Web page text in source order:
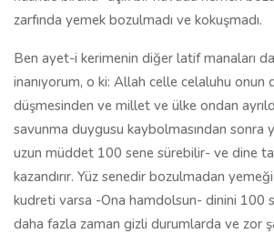
zarfında yemek bozulmadı ve kokuşmadı.
Ben ayet-i kerimenin diğer latif manaları da
inanıyorum, o ki: Allah celle celaluhu onun
düşmesinden ve millet ve ülke ondan
savunma duygusu kaybolmasından sonra
uzun müddet 100 sene sürebilir- ve dine
kazandırır. Yüz senedir bozulmadan
kudreti varsa -Ona hamdolsun- dinini 100
daha fazla zaman gizli durumlarda ve zor